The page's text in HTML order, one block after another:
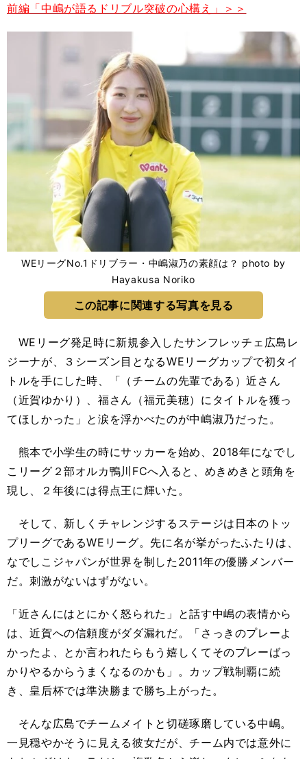
前編「中嶋が語るドリブル突破の心構え」＞＞
WEリーグNo.1ドリブラー・中嶋淑乃の素顔は？ photo by
Hayakusa Noriko
この記事に関連する写真を見る
WEリーグ発足時に新規参入したサンフレッチェ広島レ
ジーナが、３シーズン目となるWEリーグカップで初タイ
トルを手にした時、「（チームの先輩である）近さん
（近賀ゆかり）、福さん（福元美穂）にタイトルを獲っ
てほしかった」と涙を浮かべたのが中嶋淑乃だった。
熊本で小学生の時にサッカーを始め、2018年になでし
こリーグ２部オルカ鴨川FCへ入ると、めきめきと頭角を
現し、２年後には得点王に輝いた。
そして、新しくチャレンジするステージは日本のトッ
プリーグであるWEリーグ。先に名が挙がったふたりは、
なでしこジャパンが世界を制した2011年の優勝メンバー
だ。刺激がないはずがない。
「近さんにはとにかく怒られた」と話す中嶋の表情から
は、近賀への信頼度がダダ漏れだ。「さっきのプレーよ
かったよ、とか言われたらもう嬉しくてそのプレーばっ
かりやるからうまくなるのかも」。カップ戦制覇に続
き、皇后杯では準決勝まで勝ち上がった。
そんな広島でチームメイトと切磋琢磨している中嶋。
一見穏やかそうに見える彼女だが、チーム内では意外に